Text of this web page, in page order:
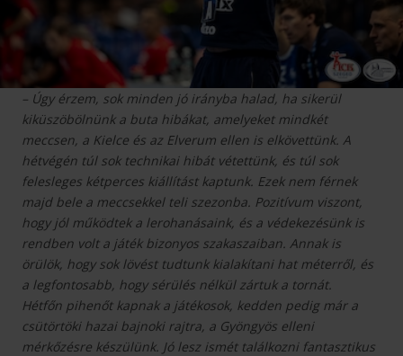
– Úgy érzem, sok minden jó irányba halad, ha sikerül
kiküszöbölnünk a buta hibákat, amelyeket mindkét
meccsen, a Kielce és az Elverum ellen is elkövettünk. A
hétvégén túl sok technikai hibát vétettünk, és túl sok
felesleges kétperces kiállítást kaptunk. Ezek nem férnek
majd bele a meccsekkel teli szezonba. Pozitívum viszont,
hogy jól működtek a lerohanásaink, és a védekezésünk is
rendben volt a játék bizonyos szakaszaiban. Annak is
örülök, hogy sok lövést tudtunk kialakítani hat méterről, és
a legfontosabb, hogy sérülés nélkül zártuk a tornát.
Hétfőn pihenőt kapnak a játékosok, kedden pedig már a
csütörtöki hazai bajnoki rajtra, a Gyöngyös elleni
mérkőzésre készülünk. Jó lesz ismét találkozni fantasztikus